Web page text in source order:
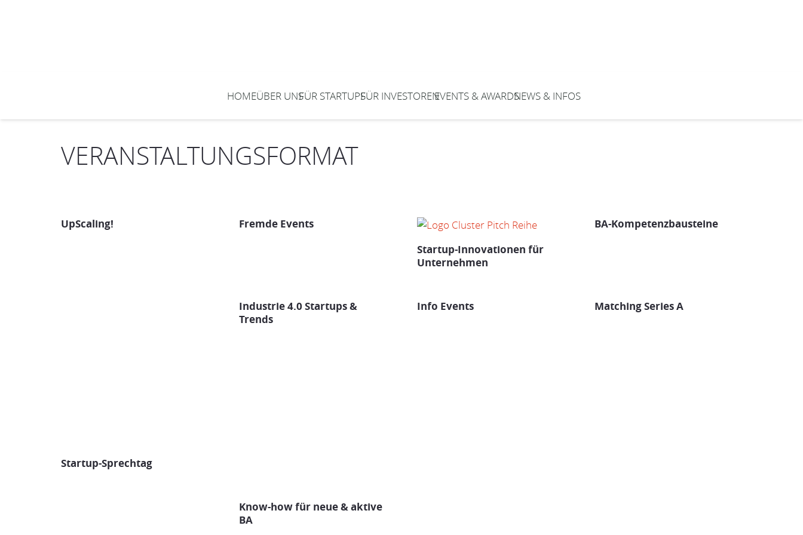
HOMEÜBER UNSFÜR STARTUPSFÜR INVESTORENEVENTS & AWARDSNEWS & INFOS
VERANSTALTUNGSFORMAT
UpScaling!
Fremde Events
Startup-Innovationen für
Unternehmen
BA-Kompetenzbausteine
Startup-Sprechtag
Industrie 4.0 Startups &
Trends
Info Events Matching Series A
Know-how für neue & aktive
BA